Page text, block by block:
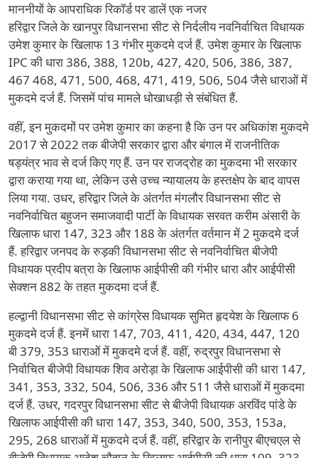
माननीयों के आपराधिक रिकॉर्ड पर डालें एक नजर
हरिद्वार जिले के खानपुर विधानसभा सीट से निर्दलीय नवनिर्वाचित विधायक
उमेश कुमार के खिलाफ 13 गंभीर मुकदमे दर्ज हैं. उमेश कुमार के खिलाफ
IPC की धारा 386, 388, 120b, 427, 420, 506, 386, 387,
467 468, 471, 500, 468, 471, 419, 506, 504 जैसे धाराओं में
मुकदमे दर्ज हैं. जिसमें पांच मामले धोखाधड़ी से संबंधित हैं.
वहीं, इन मुकदमों पर उमेश कुमार का कहना है कि उन पर अधिकांश मुकदमे
2017 से 2022 तक बीजेपी सरकार द्वारा और बंगाल में राजनीतिक
षड्यंत्र भाव से दर्ज किए गए हैं. उन पर राजद्रोह का मुकदमा भी सरकार
द्वारा कराया गया था, लेकिन उसे उच्च न्यायालय के हस्तक्षेप के बाद वापस
लिया गया. उधर, हरिद्वार जिले के अंतर्गत मंगलौर विधानसभा सीट से
नवनिर्वाचित बहुजन समाजवादी पार्टी के विधायक सरवत करीम अंसारी के
खिलाफ धारा 147, 323 और 188 के अंतर्गत वर्तमान में 2 मुकदमे दर्ज
हैं. हरिद्वार जनपद के रुड़की विधानसभा सीट से नवनिर्वाचित बीजेपी
विधायक प्रदीप बत्रा के खिलाफ आईपीसी की गंभीर धारा और आईपीसी
सेक्शन 882 के तहत मुकदमा दर्ज हैं.
हल्द्वानी विधानसभा सीट से कांग्रेस विधायक सुमित हृदयेश के खिलाफ 6
मुकदमे दर्ज हैं. इनमें धारा 147, 703, 411, 420, 434, 447, 120
बी 379, 353 धाराओं में मुकदमे दर्ज हैं. वहीं, रुद्रपुर विधानसभा से
निर्वाचित बीजेपी विधायक शिव अरोड़ा के खिलाफ आईपीसी की धारा 147,
341, 353, 332, 504, 506, 336 और 511 जैसे धाराओं में मुकदमा
दर्ज हैं. उधर, गदरपुर विधानसभा सीट से बीजेपी विधायक अरविंद पांडे के
खिलाफ आईपीसी की धारा 147, 353, 340, 500, 353, 153a,
295, 268 धाराओं में मुकदमे दर्ज हैं. वहीं, हरिद्वार के रानीपुर बीएचएल से